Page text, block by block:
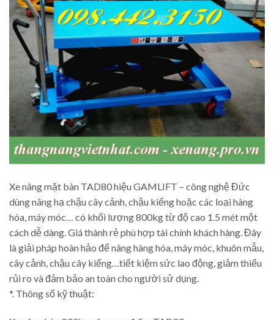
Xe nâng mặt bàn TAD80 hiệu GAMLIFT – công nghệ Đức
dùng nâng hạ chậu cây cảnh, chậu kiểng hoặc các loại hàng
hóa, máy móc… có khối lượng 800kg từ độ cao 1.5 mét một
cách dễ dàng. Giá thành rẻ phù hợp tài chính khách hàng. Đây
là giải pháp hoàn hảo để nâng hàng hóa, máy móc, khuôn mẫu,
cây cảnh, chậu cây kiểng…tiết kiệm sức lao động, giảm thiểu
rủi ro và đảm bảo an toàn cho người sử dụng.
*. Thông số kỹ thuật: